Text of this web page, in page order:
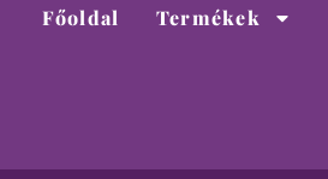
Főoldal Termékek